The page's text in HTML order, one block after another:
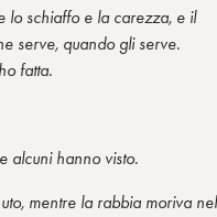
lo schiaffo e la carezza, e il
serve, quando gli serve.
fatta.
alcuni hanno visto.
mentre la rabbia moriva nel